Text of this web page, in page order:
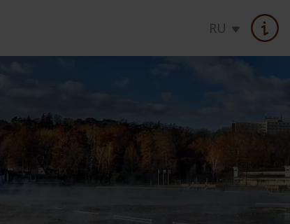
RU
Лечебные программы
Предложения на праздники
Акции, cпециальные предложения
Услуги, в стоимость номера
Проверить цену /